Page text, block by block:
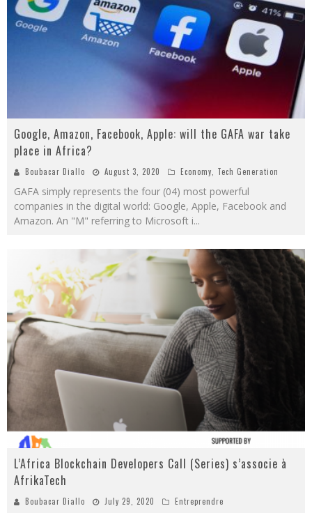
Google, Amazon, Facebook, Apple: will the GAFA war take
place in Africa?
Boubacar Diallo August 3, 2020 Economy, Tech Generation
GAFA simply represents the four (04) most powerful
companies in the digital world: Google, Apple, Facebook and
Amazon. An "M" referring to Microsoft i...
L’Africa Blockchain Developers Call (Series) s’associe à
AfrikaTech
Boubacar Diallo July 29, 2020 Entreprendre